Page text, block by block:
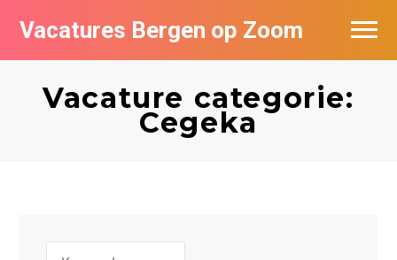
Vacatures Bergen op Zoom
Vacature categorie:
Cegeka
Vacatures per bedrijf
De populairste vacatures in Bergen op